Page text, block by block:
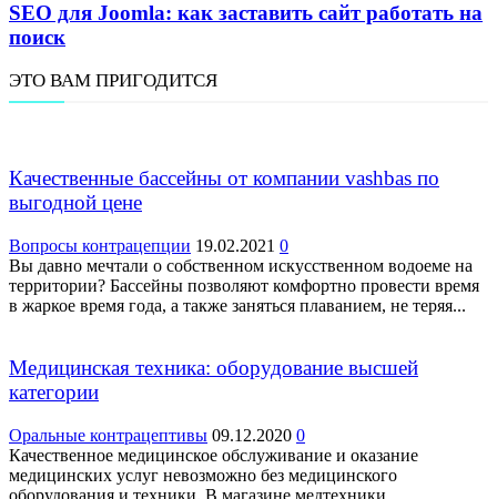
SEO для Joomla: как заставить сайт работать на
поиск
ЭТО ВАМ ПРИГОДИТСЯ
Качественные бассейны от компании vashbas по
выгодной цене
Вопросы контрацепции 19.02.2021 0
Вы давно мечтали о собственном искусственном водоеме на
территории? Бассейны позволяют комфортно провести время
в жаркое время года, а также заняться плаванием, не теряя...
Медицинская техника: оборудование высшей
категории
Оральные контрацептивы 09.12.2020 0
Качественное медицинское обслуживание и оказание
медицинских услуг невозможно без медицинского
оборудования и техники. В магазине медтехники